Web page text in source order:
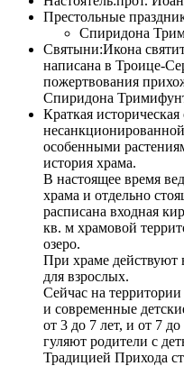
Престольные
Спиридона
Святыни:Икона
написана в Троице-
пожертвования
Спиридона
Краткая историческая
несанкционированной
особенными
история храма.
В настоящее время
храма и отдельно
расписана входная
кв. м храмовой
озеро.
При храме действуют
для взрослых.
Сейчас на
и современные
от 3 до 7 лет, и от 7
гуляют родители с
Традицией Прихода